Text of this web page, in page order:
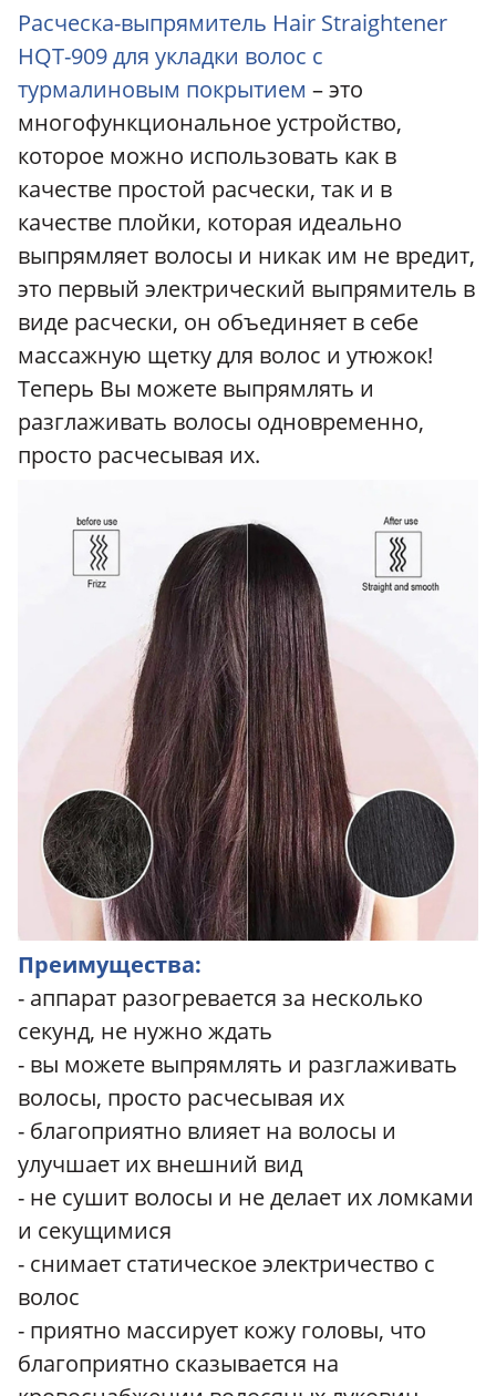
Расческа-выпрямитель Hair Straightener
HQT-909 для укладки волос с
турмалиновым покрытием – это
многофункциональное устройство,
которое можно использовать как в
качестве простой расчески, так и в
качестве плойки, которая идеально
выпрямляет волосы и никак им не вредит,
это первый электрический выпрямитель в
виде расчески, он объединяет в себе
массажную щетку для волос и утюжок!
Теперь Вы можете выпрямлять и
разглаживать волосы одновременно,
просто расчесывая их.
Преимущества:
- аппарат разогревается за несколько
секунд, не нужно ждать
- вы можете выпрямлять и разглаживать
волосы, просто расчесывая их
- благоприятно влияет на волосы и
улучшает их внешний вид
- не сушит волосы и не делает их ломками
и секущимися
- снимает статическое электричество с
волос
- приятно массирует кожу головы, что
благоприятно сказывается на